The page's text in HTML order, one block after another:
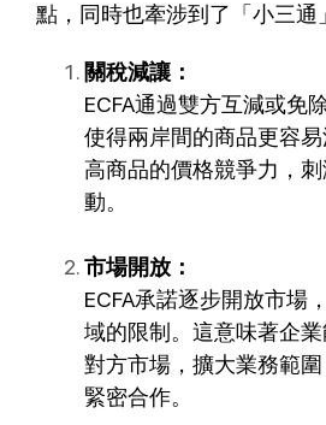
點，同時也牽涉到了「小三通
關稅減讓：
ECFA通過雙方互減或免
使得兩岸間的商品更容
高商品的價格競爭力，
動。
市場開放：
ECFA承諾逐步開放市場
域的限制。這意味著企
對方市場，擴大業務範
緊密合作。